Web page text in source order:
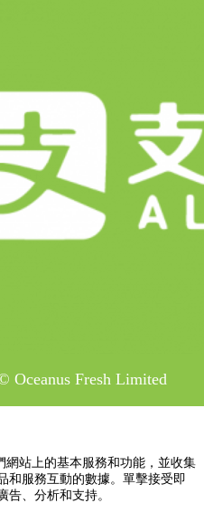
Oceanus Fresh Limited
網站上的基本服務和功能，並收集
和服務互動的數據。單擊接受即
告、分析和支持。